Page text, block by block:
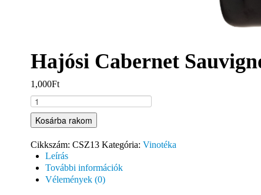
Hajósi Cabernet
1,000Ft
Kosárba rakom
Cikkszám: CSZ13 Kategória: Vinotéka
Leírás
További információk
Vélemények (0)